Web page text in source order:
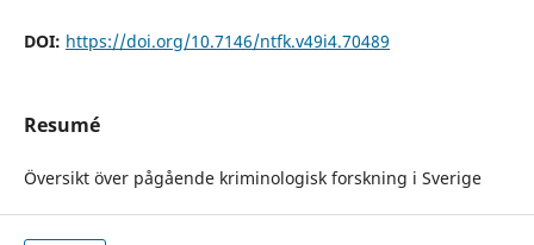
DOI: https://doi.org/10.7146/ntfk.v49i4.70489
Resumé
Översikt över pågående kriminologisk forskning i Sverige